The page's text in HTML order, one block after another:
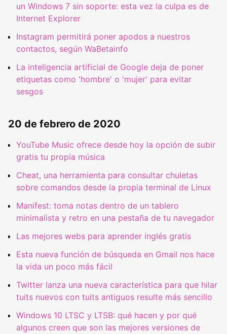
un Windows 7 sin soporte: esta vez la culpa es de
Internet Explorer
Instagram permitirá poner apodos a nuestros
contactos, según WaBetainfo
La inteligencia artificial de Google deja de poner
etiquetas como 'hombre' o 'mujer' para evitar
sesgos
20 de febrero de 2020
YouTube Music ofrece desde hoy la opción de subir
gratis tu propia música
Cheat, una herramienta para consultar chuletas
sobre comandos desde la propia terminal de Linux
Manifest: toma notas dentro de un tablero
minimalista y retro en una pestaña de tu navegador
Las mejores webs para aprender inglés gratis
Esta nueva función de búsqueda en Gmail nos hace
la vida un poco más fácil
Twitter lanza una nueva característica para que hilar
tuits nuevos con tuits antiguos resulte más sencillo
Windows 10 LTSC y LTSB: qué hacen y por qué
algunos creen que son las mejores versiones de